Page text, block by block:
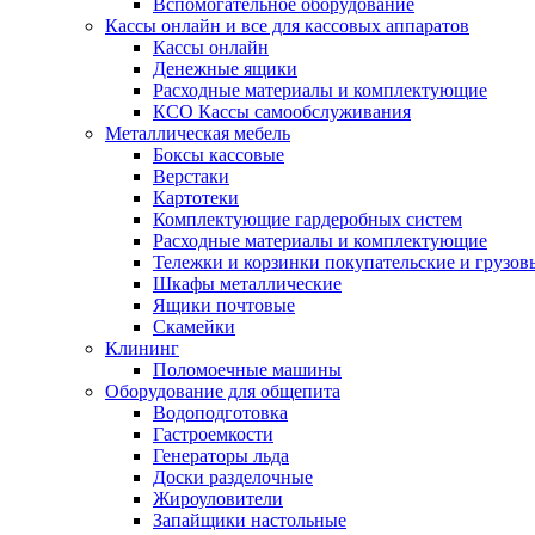
Вспомогательное оборудование
Кассы онлайн и все для кассовых аппаратов
Кассы онлайн
Денежные ящики
Расходные материалы и комплектующие
КСО Кассы самообслуживания
Металлическая мебель
Боксы кассовые
Верстаки
Картотеки
Комплектующие гардеробных систем
Расходные материалы и комплектующие
Тележки и корзинки покупательские и
Шкафы металлические
Ящики почтовые
Скамейки
Клининг
Поломоечные машины
Оборудование для общепита
Водоподготовка
Гастроемкости
Генераторы льда
Доски разделочные
Жироуловители
Запайщики настольные